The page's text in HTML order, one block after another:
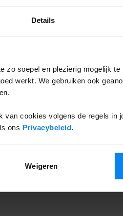
Details
zo soepel en plezierig mogelijk
werkt. We gebruiken ook
van cookies volgens de regels in
ons Privacybeleid.
Weigeren
gemakkelijker en
staat uw voertuig veilig
per week iemand op het terrein
woont.
minuten loopafstand van de